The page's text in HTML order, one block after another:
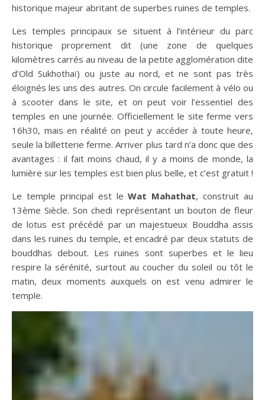
historique majeur abritant de superbes ruines de temples.
Les temples principaux se situent à l’intérieur du parc
historique proprement dit (une zone de quelques
kilomètres carrés au niveau de la petite agglomération dite
d’Old Sukhothaï) ou juste au nord, et ne sont pas très
éloignés les uns des autres. On circule facilement à vélo ou
à scooter dans le site, et on peut voir l’essentiel des
temples en une journée. Officiellement le site ferme vers
16h30, mais en réalité on peut y accéder à toute heure,
seule la billetterie ferme. Arriver plus tard n’a donc que des
avantages : il fait moins chaud, il y a moins de monde, la
lumière sur les temples est bien plus belle, et c’est gratuit !
Le temple principal est le Wat Mahathat, construit au
13ème Siècle. Son chedi représentant un bouton de fleur
de lotus est précédé par un majestueux Bouddha assis
dans les ruines du temple, et encadré par deux statuts de
bouddhas debout. Les ruines sont superbes et le lieu
respire la sérénité, surtout au coucher du soleil ou tôt le
matin, deux moments auxquels on est venu admirer le
temple.